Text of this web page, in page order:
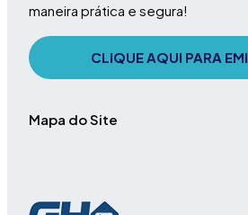
maneira prática e segura!
CLIQUE AQUI PARA
Mapa do Site